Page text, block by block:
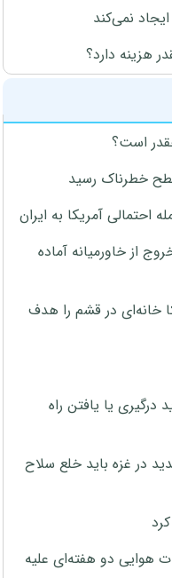
نمی‌کند
هزینه دارد؟
خطرناک رسید
آمریکا به ایران
از خاورمیانه آماده
پوندی آمریکا خانه‌ای در قشم را هدف
یا یافتن راه
در غزه باید خلع سلاح
هوایی دو هفته‌ای علیه